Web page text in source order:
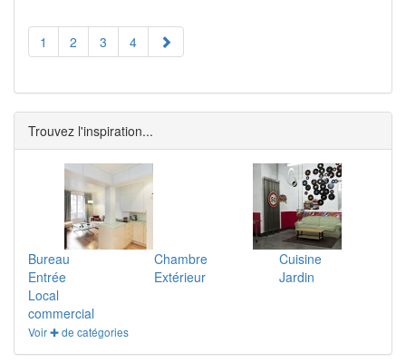
1 2 3 4
Trouvez l'inspiration...
Bureau Chambre
Cuisine
Entrée
Extérieur
Jardin
Local
commercial
Voir ✚ de catégories